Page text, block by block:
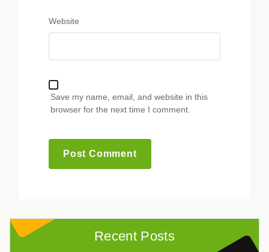
Website
Save my name, email, and website in this
browser for the next time I comment.
Recent Posts